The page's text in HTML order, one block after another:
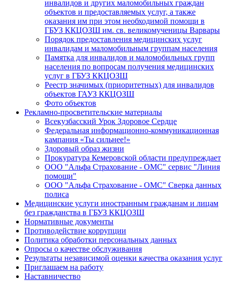
инвалидов и других маломобильных граждан
объектов и предоставляемых услуг, а также
оказания им при этом необходимой помощи в
ГБУЗ ККЦОЗШ им. св. великомученицы Варвары
Порядок предоставления медицинских услуг
инвалидам и маломобильным группам населения
Памятка для инвалидов и маломобильных групп
населения по вопросам получения медицинских
услуг в ГБУЗ ККЦОЗШ
Реестр значимых (приоритетных) для инвалидов
объектов ГАУЗ ККЦОЗШ
Фото объектов
Рекламно-просветительские материалы
Всекузбасский Урок Здоровое Сердце
Федеральная информационно-коммуникационная
кампания «Ты сильнее!»
Здоровый образ жизни
Прокуратура Кемеровской области предупреждает
ООО "Альфа Страхование - ОМС" сервис "Линия
помощи"
ООО "Альфа Страхование - ОМС" Сверка данных
полиса
Медицинские услуги иностранным гражданам и лицам
без гражданства в ГБУЗ ККЦОЗШ
Нормативные документы
Противодействие коррупции
Политика обработки персональных данных
Опросы о качестве обслуживания
Результаты независимой оценки качества оказания услуг
Приглашаем на работу
Наставничество